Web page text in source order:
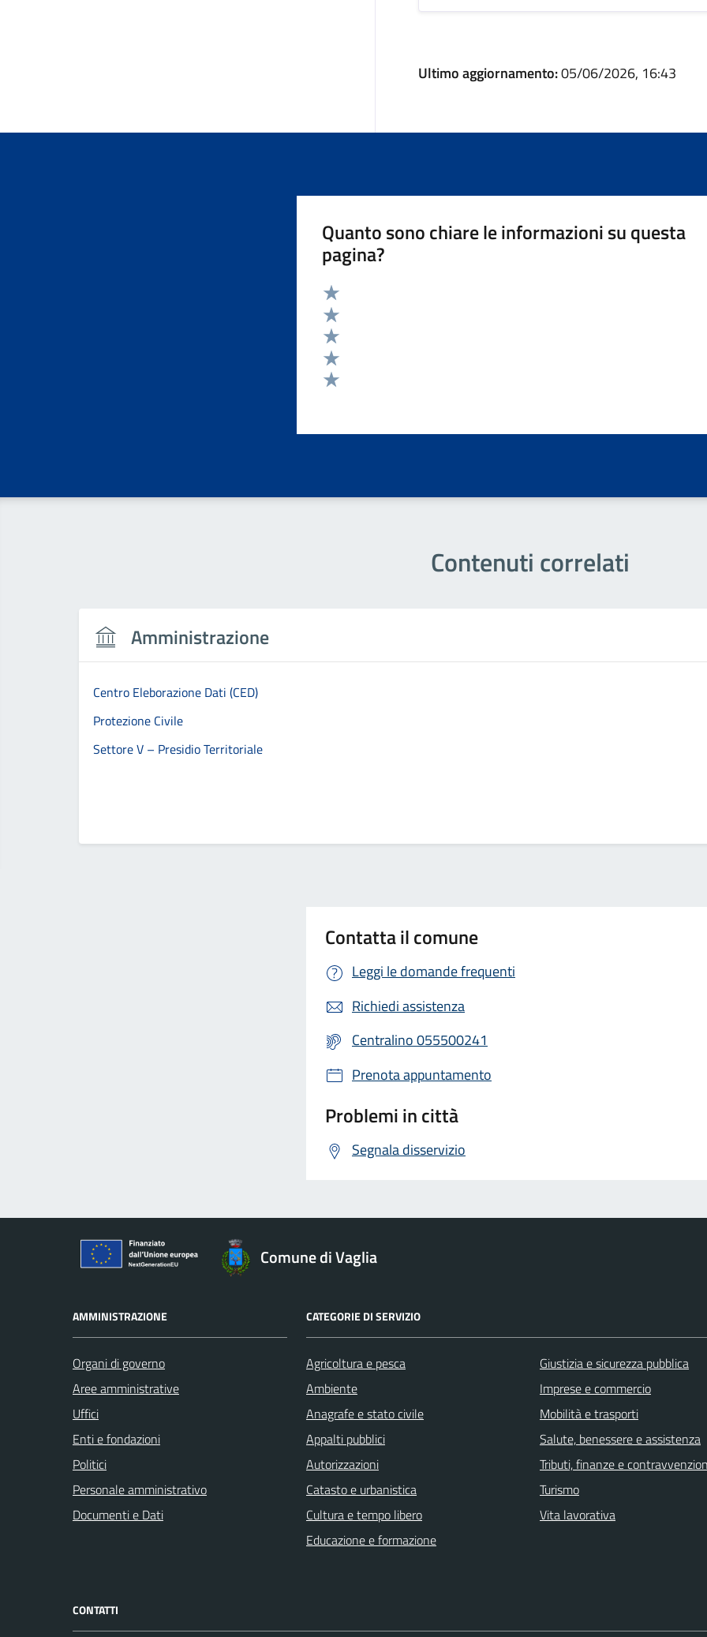
Ultimo aggiornamento:05/06/2026, 16:43
Quanto sono chiare le informazioni su questa
pagina?
Valuta 5 stelle su 5
Valuta 4 stelle su 5
Valuta 3 stelle su 5
Valuta 2 stelle su 5
Contenuti correlati
Amministrazione
Centro Eleborazione Dati (CED)
Protezione Civile
Settore V – Presidio Territoriale
Contatta il comune
Leggi le domande frequenti
Richiedi assistenza
Centralino 055500241
Prenota appuntamento
Problemi in città
Segnala disservizio
Comune di Vaglia
AMMINISTRAZIONE
Organi di governo
Aree amministrative
Uffici
Enti e fondazioni
Politici
Personale amministrativo
Documenti e Dati
CATEGORIE DI SERVIZIO
Agricoltura e pesca
Ambiente
Anagrafe e stato civile
Appalti pubblici
Autorizzazioni
Catasto e urbanistica
Cultura e tempo libero
Educazione e formazione
Giustizia e sicurezza pubblica
Imprese e commercio
Mobilità e trasporti
Salute, benessere e assistenza
Tributi, finanze e
Turismo
Vita lavorativa
CONTATTI